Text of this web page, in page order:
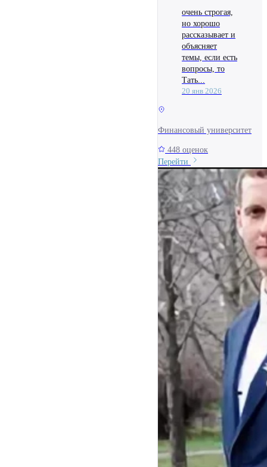
очень строгая,
но хорошо
рассказывает и
объясняет
темы, если есть
вопросы, то
Тать...
20 янв 2026
Финансовый университет
448 оценок
Перейти